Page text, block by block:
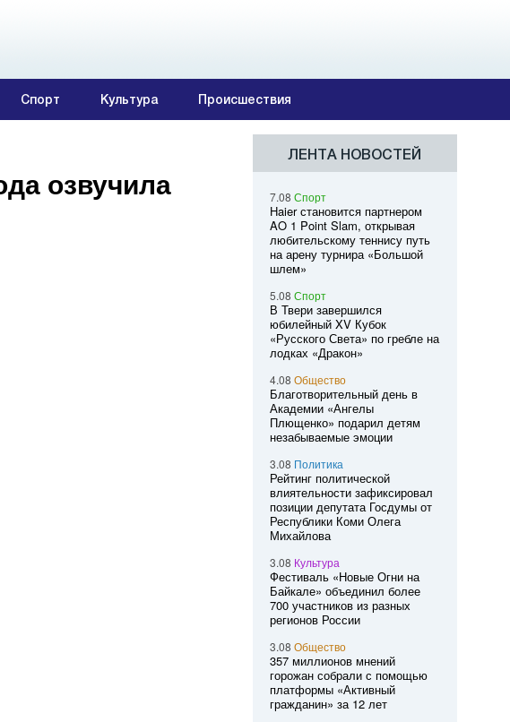
Спорт Культура Происшествия
озвучила
ЛЕНТА НОВОСТЕЙ
7.08 Спорт
Haier становится партнером
AO 1 Point Slam, открывая
любительскому теннису путь
на арену турнира «Большой
шлем»
5.08 Спорт
В Твери завершился
юбилейный XV Кубок
«Русского Света» по гребле на
лодках «Дракон»
4.08 Общество
Благотворительный день в
Академии «Ангелы
Плющенко» подарил детям
незабываемые эмоции
3.08 Политика
Рейтинг политической
влиятельности зафиксировал
позиции депутата Госдумы от
Республики Коми Олега
Михайлова
3.08 Культура
Фестиваль «Новые Огни на
Байкале» объединил более
700 участников из разных
регионов России
3.08 Общество
357 миллионов мнений
горожан собрали с помощью
платформы «Активный
гражданин» за 12 лет